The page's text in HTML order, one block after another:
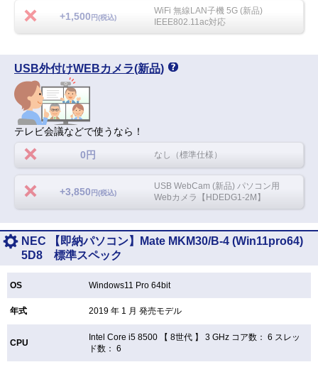
+1,500 円(税込)
WiFi 無線LAN子機 5G (新品)
IEEE802.11ac対応
USB外付けWEBカメラ(新品)
テレビ会議などで使うなら！
0円 なし（標準仕様）
+3,850 円(税込)
USB WebCam (新品) パソコン用
Webカメラ【HDEDG1-2M】
NEC 【即納パソコン】Mate MKM30/B-4 (Win11pro64)
5D8 標準スペック
OS Windows11 Pro 64bit
年式 2019 年 1 月 発売モデル
CPU
Intel Core i5 8500 【8世代 】 3 GHz コア数： 6 スレッ
ド数： 6